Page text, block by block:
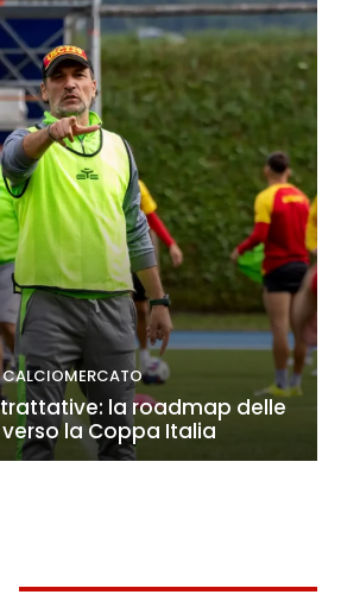
CALCIOMERCATO
la roadmap delle
la Coppa Italia